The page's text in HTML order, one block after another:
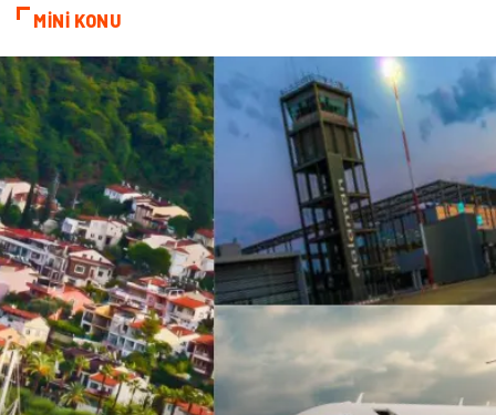
Ambalaj
Bitkisel Ürünler Pazarlama
Markalar Tarım & Hayvancılık
Bilişim Dernekler ve Birlikler
İthalat İhracat
MİNİ KONU